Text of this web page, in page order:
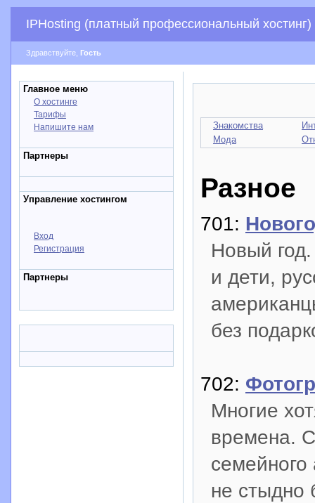
IPHosting (платный профессиональный хостинг)
Здравствуйте, Гость
Главное меню
О хостинге
Тарифы
Напишите нам
Партнеры
Управление хостингом
Вход
Регистрация
Партнеры
Знакомства
Мода
Разное
701:
Новый
и дети,
без
702:
Многие
времена.
не стыдно